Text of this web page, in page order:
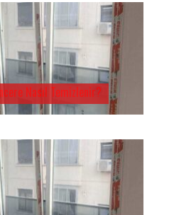
Nasıl Temizlenir?